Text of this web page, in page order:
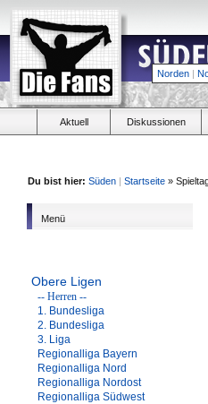
Norden |
Aktuell Diskussionen
Du bist hier: Süden | Startseite »
Menü
Obere Ligen
-- Herren --
1. Bundesliga
2. Bundesliga
3. Liga
Regionalliga Bayern
Regionalliga Nord
Regionalliga Nordost
Regionalliga Südwest